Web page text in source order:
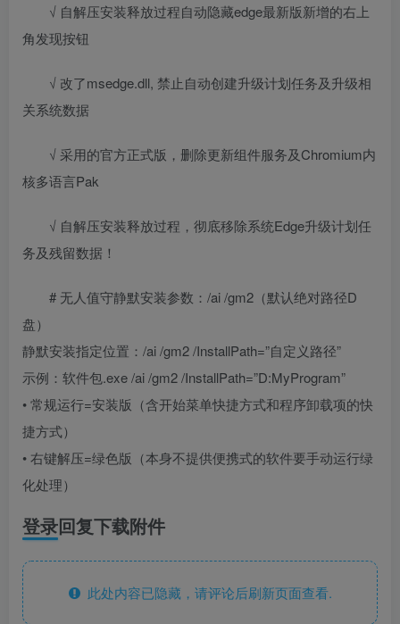
√ 自解压安装释放过程自动隐藏edge最新版新增的右上
角发现按钮
√ 改了msedge.dll, 禁止自动创建升级计划任务及升级相
关系统数据
√ 采用的官方正式版，删除更新组件服务及Chromium内
核多语言Pak
√ 自解压安装释放过程，彻底移除系统Edge升级计划任
务及残留数据！
# 无人值守静默安装参数：/ai /gm2（默认绝对路径D
盘）
静默安装指定位置：/ai /gm2 /InstallPath=”自定义路径”
示例：软件包.exe /ai /gm2 /InstallPath=”D:MyProgram”
• 常规运行=安装版（含开始菜单快捷方式和程序卸载项的快
捷方式）
• 右键解压=绿色版（本身不提供便携式的软件要手动运行绿
化处理）
登录回复下载附件
此处内容已隐藏，请评论后刷新页面查看.